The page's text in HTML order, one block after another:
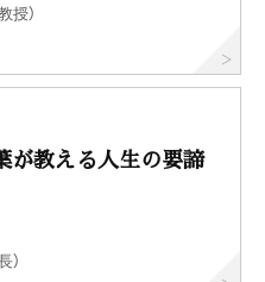
授）
が教える人生の要諦